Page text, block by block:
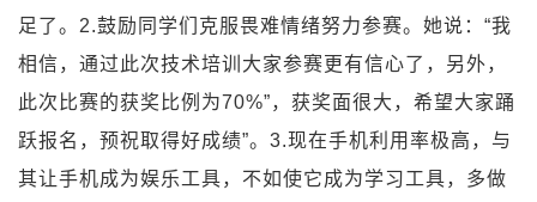
足了。2.鼓励同学们克服畏难情绪努力参赛。她说：“我
相信，通过此次技术培训大家参赛更有信心了，另外，
此次比赛的获奖比例为70%”，获奖面很大，希望大家踊
跃报名，预祝取得好成绩”。3.现在手机利用率极高，与
其让手机成为娱乐工具，不如使它成为学习工具，多做